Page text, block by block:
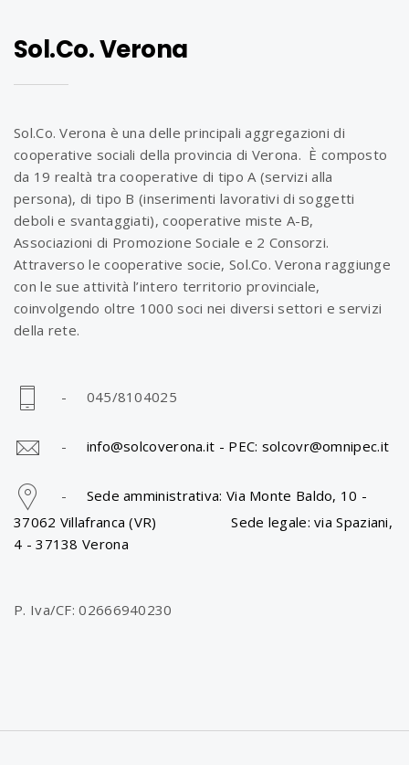
Sol.Co. Verona
Sol.Co. Verona è una delle principali aggregazioni di
cooperative sociali della provincia di Verona. È composto
da 19 realtà tra cooperative di tipo A (servizi alla
persona), di tipo B (inserimenti lavorativi di soggetti
deboli e svantaggiati), cooperative miste A-B,
Associazioni di Promozione Sociale e 2 Consorzi.
Attraverso le cooperative socie, Sol.Co. Verona raggiunge
con le sue attività l’intero territorio provinciale,
coinvolgendo oltre 1000 soci nei diversi settori e servizi
della rete.
- 045/8104025
- info@solcoverona.it - PEC: solcovr@omnipec.it
- Sede amministrativa: Via Monte Baldo, 10 -
37062 Villafranca (VR) Sede legale: via Spaziani,
4 - 37138 Verona
P. Iva/CF: 02666940230